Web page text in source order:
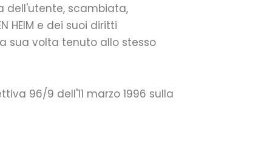
dell'utente, scambiata,
HEIM e dei suoi diritti
sua volta tenuto allo stesso
96/9 dell'11 marzo 1996 sulla